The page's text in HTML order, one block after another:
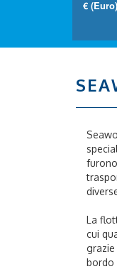
La
cui
bordo